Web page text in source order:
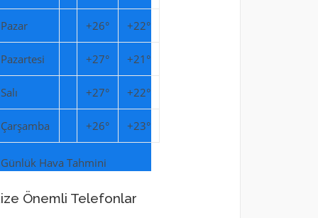
Pazar +26° +22°
Pazartesi +27° +21°
Salı +27° +22°
Çarşamba +26° +23°
Hava Tahmini
Önemli Telefonlar